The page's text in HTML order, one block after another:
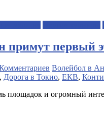
примут первый
Волейбол в
, Дорога в Токио, ЕКВ,
площадок и огромный